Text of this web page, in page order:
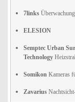
7links
ELESION
Semptec Urban
Technology
Somikon Kameras
Zavarius